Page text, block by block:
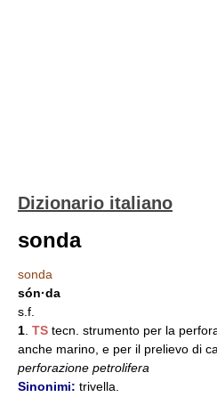
Dizionario italiano
sonda
sonda
són·da
s.f.
1 TS tecn. strumento per la
anche marino, e per il prelievo di
perforazione petrolifera
Sinonimi: trivella.